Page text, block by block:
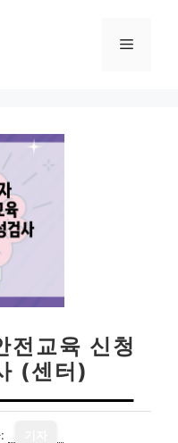
메
전교육 신청
(센터)